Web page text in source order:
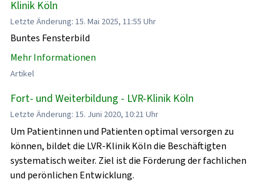
Klinik Köln
Letzte Änderung: 15. Mai 2025, 11:55 Uhr
Buntes Fensterbild
Mehr Informationen
Artikel
Fort- und Weiterbildung - LVR-Klinik Köln
Letzte Änderung: 15. Juni 2020, 10:21 Uhr
Um Patientinnen und Patienten optimal versorgen zu
können, bildet die LVR-Klinik Köln die Beschäftigten
systematisch weiter. Ziel ist die Förderung der fachlichen
und perönlichen Entwicklung.